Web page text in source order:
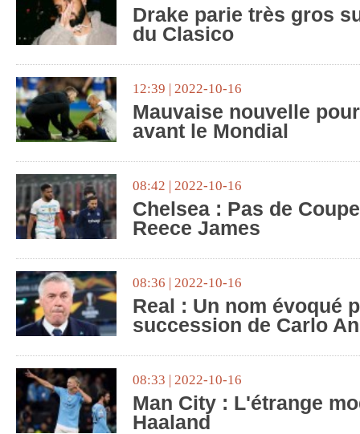
Drake parie très gros
du Clasico
12:39 | 2022-10-16
Mauvaise nouvelle
avant le Mondial
08:42 | 2022-10-16
Chelsea : Pas de
Reece James
08:36 | 2022-10-16
Real : Un nom évoqué
succession de Carlo
08:33 | 2022-10-16
Man City : L'étrange
Haaland